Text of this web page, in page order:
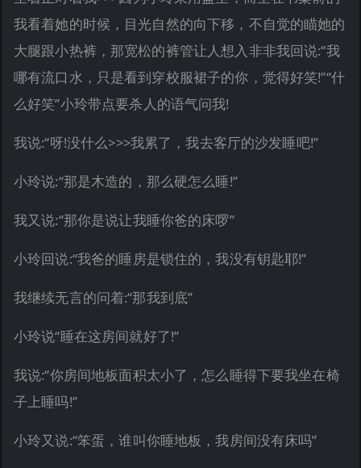
我看着她的时候，目光自然的向下移，不自觉的瞄她的
大腿跟小热裤，那宽松的裤管让人想入非非我回说:“我
哪有流口水，只是看到穿校服裙子的你，觉得好笑!”“什
么好笑”小玲带点要杀人的语气问我!
我说:“呀!没什么>>>我累了，我去客厅的沙发睡吧!”
小玲说:“那是木造的，那么硬怎么睡!”
我又说:“那你是说让我睡你爸的床啰”
小玲回说:“我爸的睡房是锁住的，我没有钥匙耶!”
我继续无言的问着:“那我到底”
小玲说“睡在这房间就好了!”
我说:“你房间地板面积太小了，怎么睡得下要我坐在椅
子上睡吗!”
小玲又说:“笨蛋，谁叫你睡地板，我房间没有床吗”